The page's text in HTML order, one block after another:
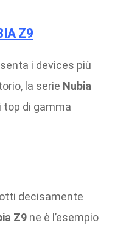
Z9
i devices più
la serie Nubia
top di gamma
decisamente
Z9 ne è l’esempio